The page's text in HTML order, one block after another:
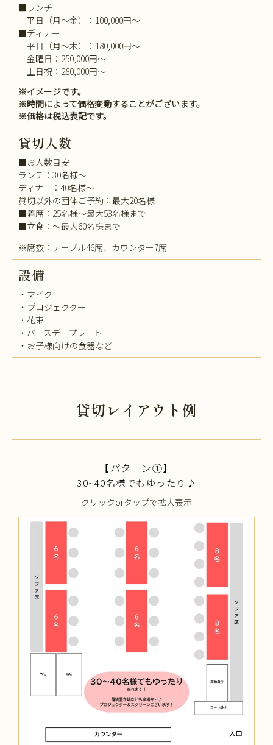
■ランチ
平日（月～金）：100,000円～
■ディナー
平日（月～木）：180,000円～
金曜日：250,000円～
土日祝：280,000円～
※イメージです。
※時間によって価格変動することがございます。
※価格は税込表記です。
貸切人数
■お人数目安
ランチ：30名様～
ディナー：40名様～
貸切以外の団体ご予約：最大20名様
■着席：25名様～最大53名様まで
■立食：～最大60名様まで
※席数：テーブル46席、カウンター7席
設備
・マイク
・プロジェクター
・花束
・バースデープレート
・お子様向けの食器など
貸切レイアウト例
【パターン①】
- 30~40名様でもゆったり♪ -
クリックorタップで拡大表示